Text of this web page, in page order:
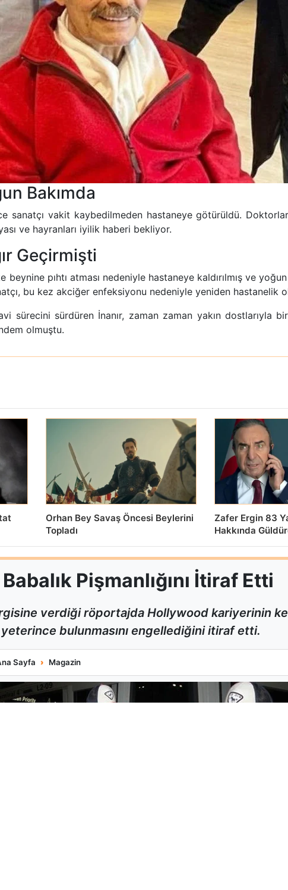
Bakımda
sanatçı vakit kaybedilmeden hastaneye götürüldü.
ve hayranları iyilik haberi bekliyor.
Geçirmişti
beynine pıhtı atması nedeniyle hastaneye kaldırılmış ve
bu kez akciğer enfeksiyonu nedeniyle yeniden hastanelik
sürecini sürdüren İnanır, zaman zaman yakın dostlarıyla
olmuştu.
Orhan Bey Savaş Öncesi Beylerini
Topladı
Zafer Ergin 83
Hakkında
Pişmanlığını İtiraf Etti
verdiği röportajda Hollywood kariyerinin
yeterince bulunmasını engellediğini itiraf etti.
Sayfa Magazin
Matt Damon Babalık Pişmanlığını İtiraf Etti